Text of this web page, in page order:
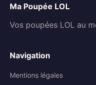
Référence fabricant :
Nombre de pièces :1
Ma Poupée LOL
Vos poupées LOL au
Navigation
Mentions légales